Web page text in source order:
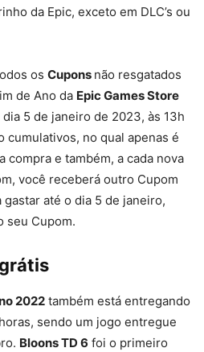
da Epic, exceto em DLC’s ou
os Cupons não resgatados
de Ano da Epic Games Store
5 de janeiro de 2023, às 13h
cumulativos, no qual apenas é
compra e também, a cada nova
você receberá outro Cupom
até o dia 5 de janeiro,
seu Cupom.
2022 também está entregando
sendo um jogo entregue
Bloons TD 6 foi o primeiro